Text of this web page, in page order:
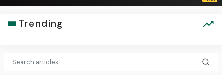
Trending